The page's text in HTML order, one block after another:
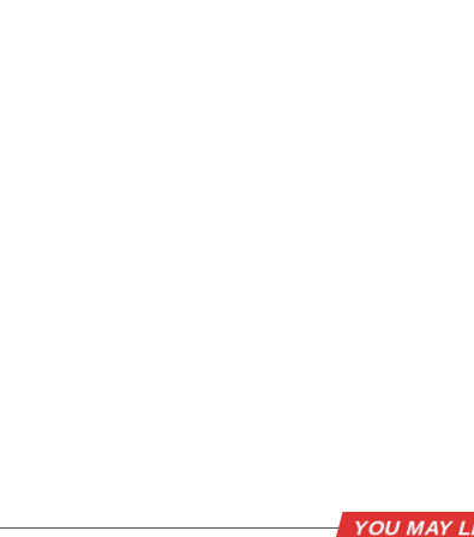
YOU MAY